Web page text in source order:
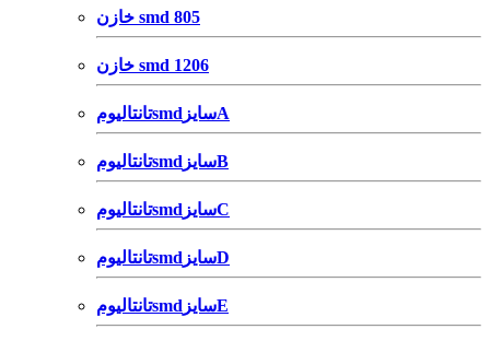
خازن smd 805
خازن smd 1206
تانتالیومsmdسایزA
تانتالیومsmdسایزB
تانتالیومsmdسایزC
تانتالیومsmdسایزD
تانتالیومsmdسایزE